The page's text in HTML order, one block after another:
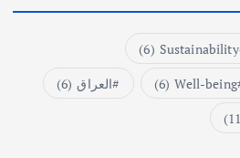
Sustainability
(6)
Well-being
(6) العراق (6)